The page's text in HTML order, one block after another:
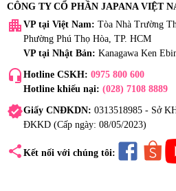
CÔNG TY CỔ PHẦN JAPANA VIỆT
apartment VP tại Việt Nam: Tòa Nhà Trường
Phường Phú Thọ Hòa, TP. HCM
VP tại Nhật Bản: Kanagawa Ken
headset_mic Hotline CSKH: 0975 800 600
Hotline khiếu nại: (028) 7108 8889
verifiedGiấy CNĐKDN: 0313518985 - Sở
ĐKKD (Cấp ngày: 08/05/2023)
share Kết nối với chúng tôi: